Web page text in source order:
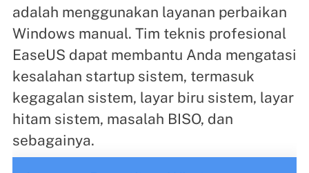
adalah menggunakan layanan perbaikan
Windows manual. Tim teknis profesional
EaseUS dapat membantu Anda mengatasi
kesalahan startup sistem, termasuk
kegagalan sistem, layar biru sistem, layar
hitam sistem, masalah BISO, dan
sebagainya.